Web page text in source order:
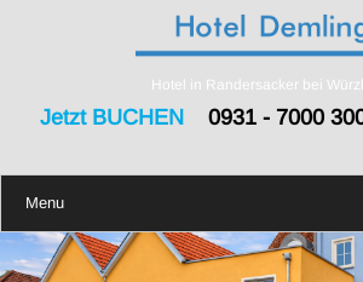
Hotel in Randersacker bei
Jetzt BUCHEN0931 - 7000
Menu